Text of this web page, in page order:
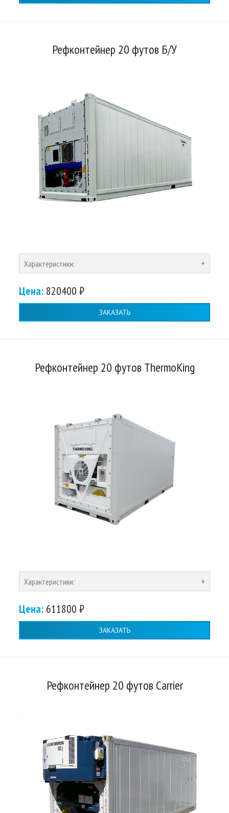
Рефконтейнер 20 футов Б/У
Характеристики:
Цена: 820400 ₽
ЗАКАЗАТЬ
Рефконтейнер 20 футов ThermoKing
Характеристики:
Цена: 611800 ₽
ЗАКАЗАТЬ
Рефконтейнер 20 футов Carrier